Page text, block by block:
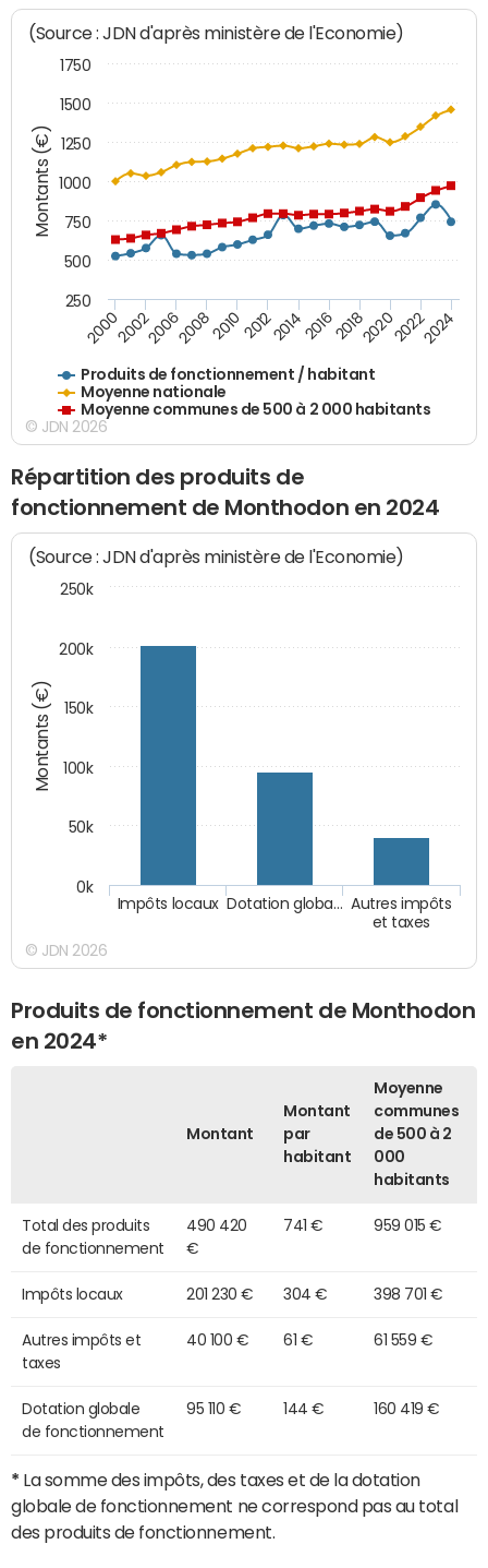
Montants (€)
(Source : JDN d'après ministère de l'Economie)
Produits de fonctionnement / habitant
Moyenne nationale
Moyenne communes de 500 à 2 000 habitants
200020022006200820102012201420162018202020222024
250
500
750
1000
1250
1500
1750
© JDN 2026
Répartition des produits de
fonctionnement de Monthodon en 2024
Montants (€)
(Source : JDN d'après ministère de l'Economie)
Autres impôts
et taxes
Dotation globa…
Impôts locaux
0k
50k
100k
150k
200k
250k
© JDN 2026
Produits de fonctionnement de Monthodon
en 2024*
Montant
Montant
par
habitant
Moyenne
communes
de 500 à 2
000
habitants
Total des produits
de fonctionnement
490 420
€
741 € 959 015 €
Impôts locaux 201 230 € 304 € 398 701 €
Autres impôts et
taxes
40 100 € 61 € 61 559 €
Dotation globale
de fonctionnement
95 110 € 144 € 160 419 €
* La somme des impôts, des taxes et de la dotation
globale de fonctionnement ne correspond pas au total
des produits de fonctionnement.